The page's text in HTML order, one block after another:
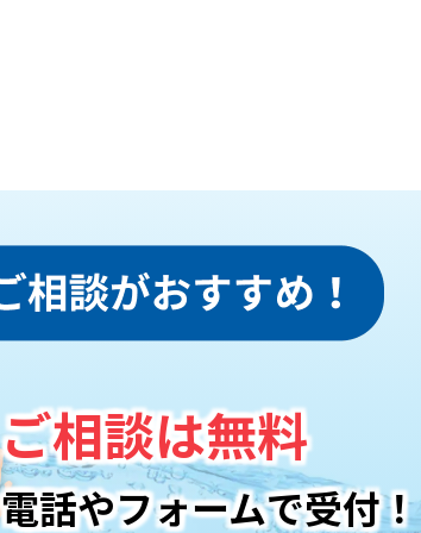
ご相談は無料
電話やフォームで受付！